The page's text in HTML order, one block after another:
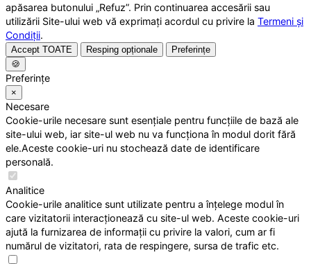
apăsarea butonului „Refuz”. Prin continuarea accesării sau
utilizării Site-ului web vă exprimați acordul cu privire la Termeni și
Condiții.
Accept TOATE Resping opționale
Preferințe
🍪
Preferințe
×
Necesare
Cookie-urile necesare sunt esențiale pentru funcțiile de bază ale
site-ului web, iar site-ul web nu va funcționa în modul dorit fără
ele.Aceste cookie-uri nu stochează date de identificare
personală.
Analitice
Cookie-urile analitice sunt utilizate pentru a înțelege modul în
care vizitatorii interacționează cu site-ul web. Aceste cookie-uri
ajută la furnizarea de informații cu privire la valori, cum ar fi
numărul de vizitatori, rata de respingere, sursa de trafic etc.